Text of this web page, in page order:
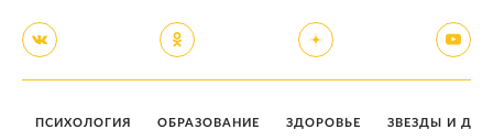
ПСИХОЛОГИЯ ОБРАЗОВАНИЕ ЗДОРОВЬЕ ЗВЕЗДЫ И